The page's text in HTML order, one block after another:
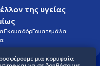
της υγείας
ΕκουαδόρΓουατεμάλα
μια κορυφαία